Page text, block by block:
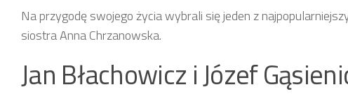
Na przygodę swojego życia wybrali się jeden z
siostra Anna Chrzanowska.
Jan Błachowicz i Józef